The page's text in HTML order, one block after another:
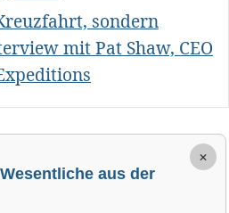
sondern
mit Pat Shaw, CEO
×
aus der